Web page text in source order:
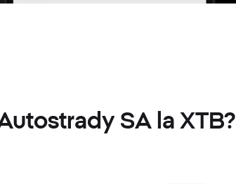
SA la XTB?